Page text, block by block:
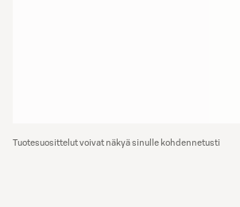
Tuotesuosittelut voivat näkyä sinulle kohdennetusti